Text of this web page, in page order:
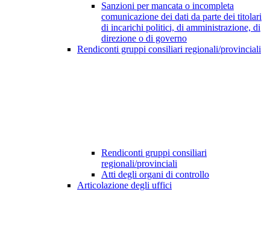
Sanzioni per mancata o incompleta
comunicazione dei dati da parte dei titolari
di incarichi politici, di amministrazione, di
direzione o di governo
Rendiconti gruppi consiliari regionali/provinciali
Rendiconti gruppi consiliari
regionali/provinciali
Atti degli organi di controllo
Articolazione degli uffici